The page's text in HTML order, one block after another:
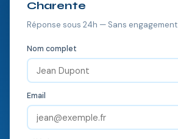
Charente
Réponse sous 24h — Sans engagement
Nom complet
Email